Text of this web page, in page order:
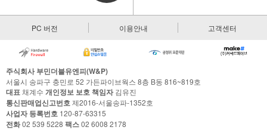
PC 버전 이용안내 고객센터
주식회사 부민더블유엔피(W&P)
서울시 송파구 충민로 52 가든파이브웍스 8층 B동 816~819호
대표채계수 개인정보 보호 책임자김유진
통신판매업신고번호제2016-서울송파-1352호
사업자 등록번호 120-87-63315
전화02 539 5228 팩스02 6008 2178